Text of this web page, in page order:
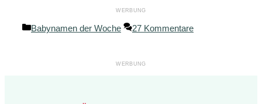
Kategorien
Babynamen der Woche 27 Kommentare